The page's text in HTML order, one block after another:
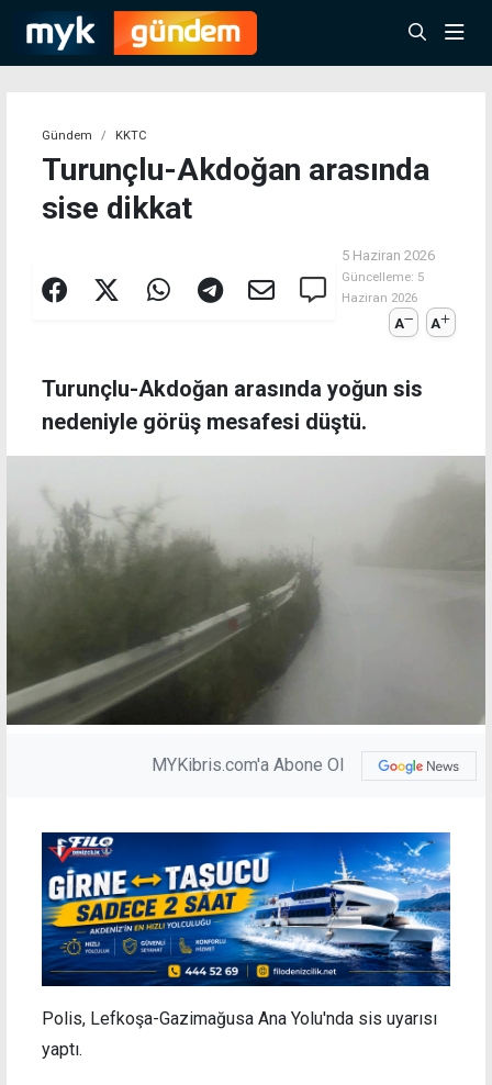
Gündem KKTC
Turunçlu-Akdoğan arasında
sise dikkat
5 Haziran 2026
Güncelleme: 5
Haziran 2026
A A
Turunçlu-Akdoğan arasında yoğun sis
nedeniyle görüş mesafesi düştü.
MYKibris.com'a Abone Ol
Polis, Lefkoşa-Gazimağusa Ana Yolu'nda sis uyarısı
yaptı.